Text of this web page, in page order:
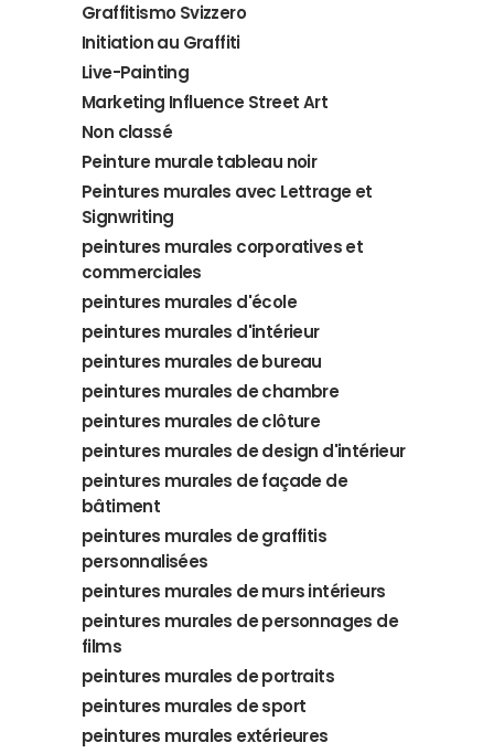
Graffitismo Svizzero
Initiation au Graffiti
Live-Painting
Marketing Influence Street Art
Non classé
Peinture murale tableau noir
Peintures murales avec Lettrage et
Signwriting
peintures murales corporatives et
commerciales
peintures murales d'école
peintures murales d'intérieur
peintures murales de bureau
peintures murales de chambre
peintures murales de clôture
peintures murales de design d'intérieur
peintures murales de façade de
bâtiment
peintures murales de graffitis
personnalisées
peintures murales de murs intérieurs
peintures murales de personnages de
films
peintures murales de portraits
peintures murales de sport
peintures murales extérieures